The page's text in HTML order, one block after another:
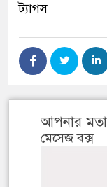
ট্যাগস
আপনার
মেসেজ বক্স